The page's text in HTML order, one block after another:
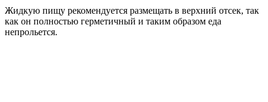
Жидкую пищу рекомендуется размещать в верхний отсек, так
как он полностью герметичный и таким образом еда
непрольется.